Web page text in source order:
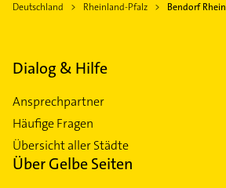
Deutschland Rheinland-Pfalz Bendorf Rhein
Dialog & Hilfe
Ansprechpartner
Häufige Fragen
Übersicht aller Städte
Über Gelbe Seiten